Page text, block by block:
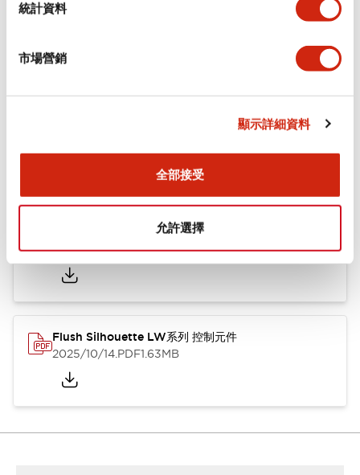
統計資料
市場營銷
顯示詳細資料
全部接受
允許選擇
安裝和安裝規範
認證與標準
Flush Silhouette LW系列 控制元件 (英文版)
2025/09/19.PDF1.23MB
Flush Silhouette LW系列 控制元件
2025/10/14.PDF1.63MB